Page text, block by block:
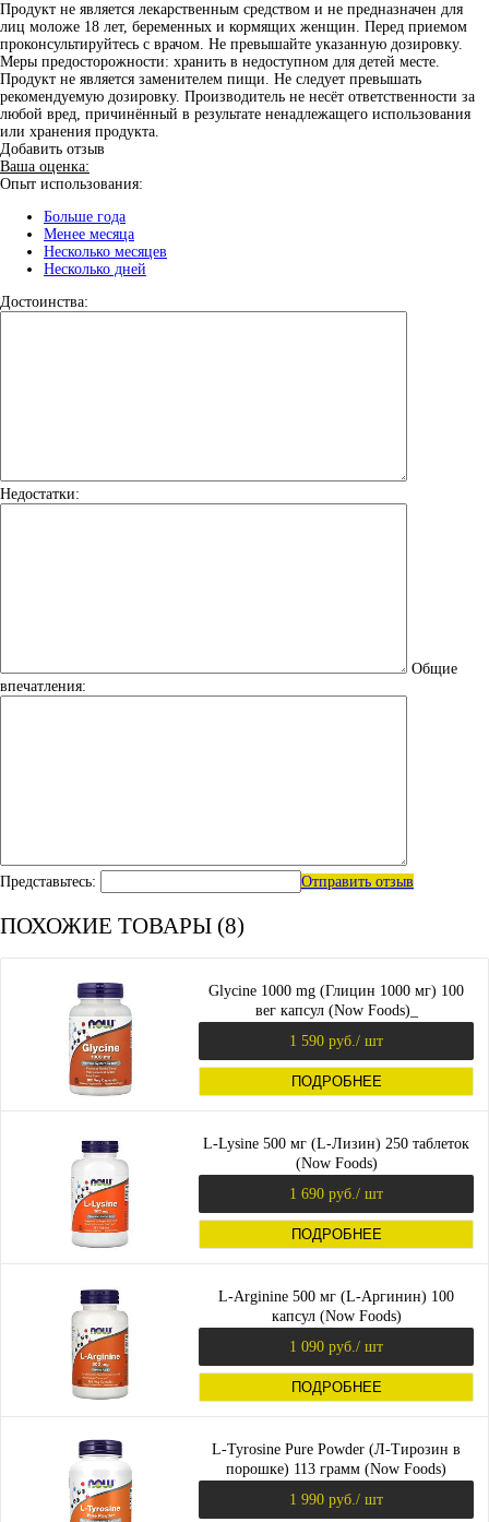
Продукт не является лекарственным средством и не предназначен для
лиц моложе 18 лет, беременных и кормящих женщин. Перед приемом
проконсультируйтесь с врачом. Не превышайте указанную дозировку.
Меры предосторожности: хранить в недоступном для детей месте.
Продукт не является заменителем пищи. Не следует превышать
рекомендуемую дозировку. Производитель не несёт ответственности за
любой вред, причинённый в результате ненадлежащего использования
или хранения продукта.
Добавить отзыв
Ваша оценка:
Опыт использования:
Больше года
Менее месяца
Несколько месяцев
Несколько дней
Достоинства:
Недостатки:
Общие
впечатления:
Представьтесь: Отправить отзыв
ПОХОЖИЕ ТОВАРЫ (8)
Glycine 1000 mg (Глицин 1000 мг) 100
вег капсул (Now Foods)_
1 590 руб. / шт
ПОДРОБНЕЕ
L-Lysine 500 мг (L-Лизин) 250 таблеток
(Now Foods)
1 690 руб. / шт
ПОДРОБНЕЕ
L-Arginine 500 мг (L-Аргинин) 100
капсул (Now Foods)
1 090 руб. / шт
ПОДРОБНЕЕ
L-Tyrosine Pure Powder (Л-Тирозин в
порошке) 113 грамм (Now Foods)
1 990 руб. / шт